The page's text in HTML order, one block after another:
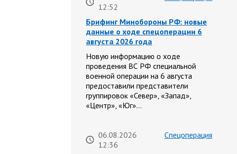
12:52
Брифинг Минобороны РФ: новые
данные о ходе спецоперации 6
августа 2026 года
Новую информацию о ходе
проведения ВС РФ специальной
военной операции на 6 августа
предоставили представители
группировок «Север», «Запад»,
«Центр», «Юг»…
06.08.2026
12:36
Спецоперация